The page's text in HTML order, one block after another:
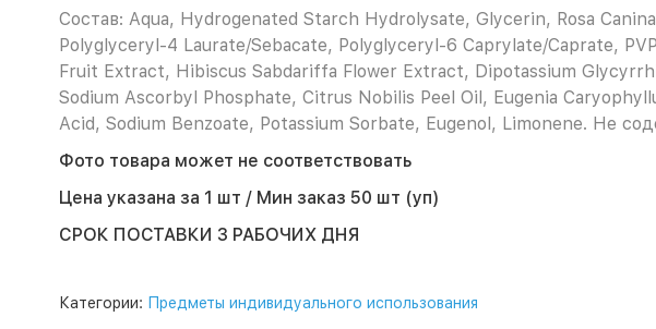
Состав: Aqua, Hydrogenated Starch Hydrolysate, Glycerin, Rosa
Polyglyceryl-4 Laurate/Sebacate, Polyglyceryl-6 Caprylate/Caprate,
Fruit Extract, Hibiscus Sabdariffa Flower Extract, Dipotassium
Sodium Ascorbyl Phosphate, Citrus Nobilis Peel Oil, Eugenia
Acid, Sodium Benzoate, Potassium Sorbate, Eugenol, Limonene. Не
Фото товара может не соответствовать
Цена указана за 1 шт / Мин заказ 50 шт (уп)
СРОК ПОСТАВКИ 3 РАБОЧИХ ДНЯ
Категории: Предметы индивидуального использования